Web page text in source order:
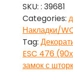
(Фуаро)
ESC
476
(90х65)
СP
ХРОМ
SKU: : 39681
Categories:
Накладки/
Tag:
ESC 476
замок с